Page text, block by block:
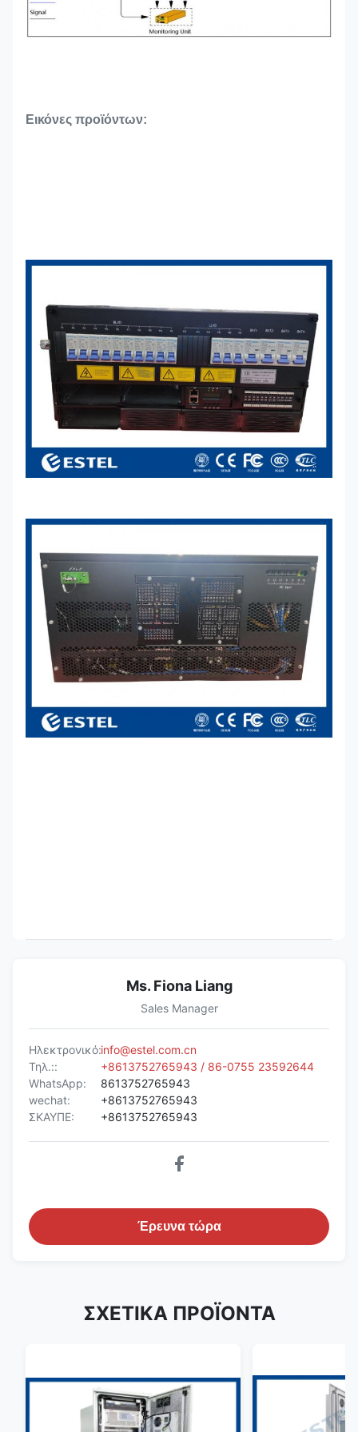
Εικόνες προϊόντων:
Ms. Fiona Liang
Sales Manager
Ηλεκτρονικό:info@estel.com.cn
Τηλ.::
+8613752765943 / 86-0755 23592644
WhatsApp:
8613752765943
wechat:
+8613752765943
ΣΚΑΥΠΕ:
+8613752765943
Έρευνα τώρα
ΣΧΕΤΙΚΑ ΠΡΟΪΟΝΤΑ